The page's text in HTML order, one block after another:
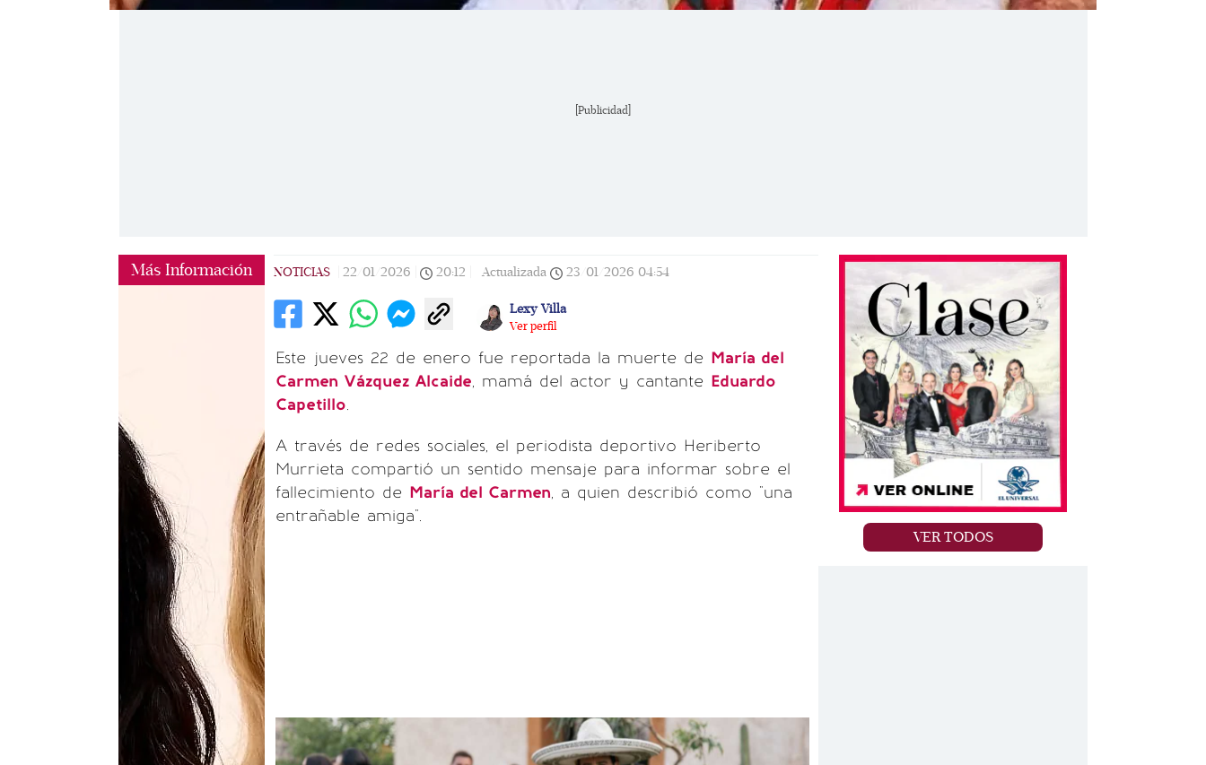
[Publicidad]
Más Información NOTICIAS 22/01/2026 20:12 Actualizada 23/01/2026 04:54
Lexy Villa
Ver perfil
Este jueves 22 de enero fue reportada la muerte de María del
Carmen Vázquez Alcaide, mamá del actor y cantante Eduardo
Capetillo.
A través de redes sociales, el periodista deportivo Heriberto
Murrieta compartió un sentido mensaje para informar sobre el
fallecimiento de María del Carmen, a quien describió como "una
entrañable amiga".
VER TODOS